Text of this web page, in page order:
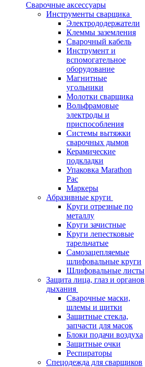
Сварочные аксессуары
Инструменты сварщика
Электрододержатели
Клеммы заземления
Сварочный кабель
Инструмент и
вспомогательное
оборудование
Магнитные
угольники
Молотки сварщика
Вольфрамовые
электроды и
приспособления
Системы вытяжки
сварочных дымов
Керамические
подкладки
Упаковка Marathon
Pac
Маркеры
Абразивные круги
Круги отрезные по
металлу
Круги зачистные
Круги лепестковые
тарельчатые
Самозацепляемые
шлифовальные круги
Шлифовальные листы
Защита лица, глаз и органов
дыхания
Сварочные маски,
шлемы и щитки
Защитные стекла,
запчасти для масок
Блоки подачи воздуха
Защитные очки
Респираторы
Спецодежда для сварщиков